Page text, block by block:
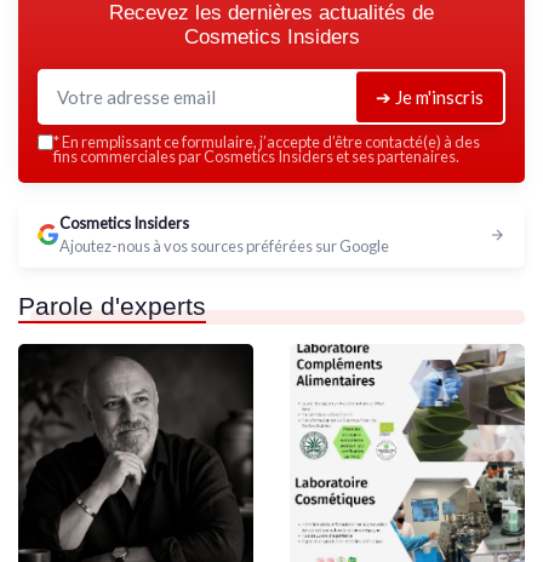
Recevez les dernières actualités de
Cosmetics Insiders
➔ Je m'inscris
*En remplissant ce formulaire, j’accepte d’être contacté(e) à des
fins commerciales par Cosmetics Insiders et ses partenaires.
Cosmetics Insiders
Ajoutez-nous à vos sources préférées sur Google
Parole d'experts